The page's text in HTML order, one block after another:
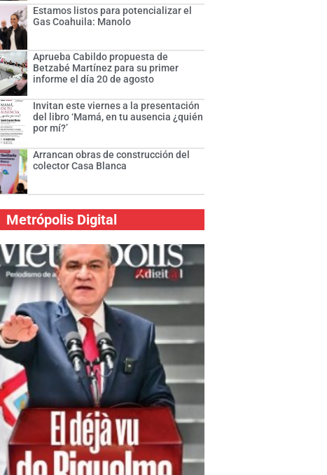
Estamos listos para potencializar el
Gas Coahuila: Manolo
Aprueba Cabildo propuesta de
Betzabé Martínez para su primer
informe el día 20 de agosto
Invitan este viernes a la presentación
del libro ‘Mamá, en tu ausencia ¿quién
por mí?’
Arrancan obras de construcción del
colector Casa Blanca
Metrópolis Digital